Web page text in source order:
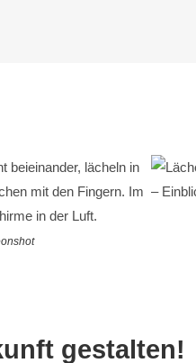
gestalten!